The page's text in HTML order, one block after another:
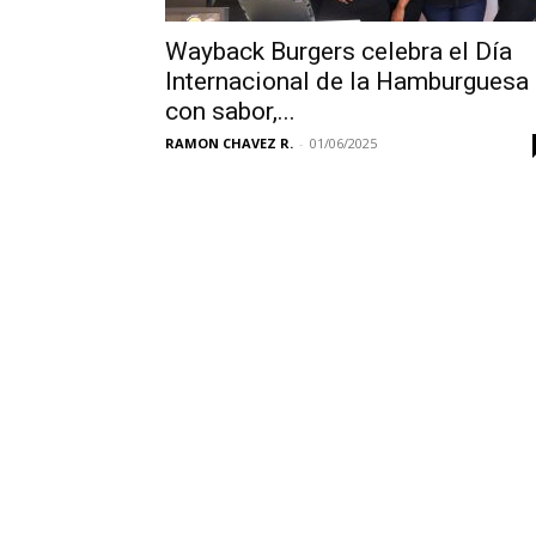
Wayback Burgers celebra el Día
Internacional de la Hamburguesa
con sabor,...
RAMON CHAVEZ R. - 01/06/2025